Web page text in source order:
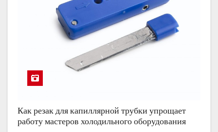
Как резак для капиллярной трубки упрощает
работу мастеров холодильного оборудования